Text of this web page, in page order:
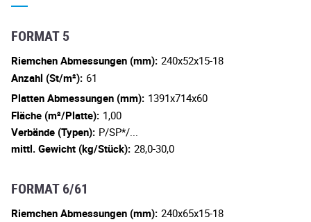
FORMAT 5
Riemchen Abmessungen (mm): 240x52x15-18
Anzahl (St/m²): 61
Platten Abmessungen (mm): 1391x714x60
Fläche (m²/Platte): 1,00
Verbände (Typen): P/SP*/...
mittl. Gewicht (kg/Stück): 28,0-30,0
FORMAT 6/61
Riemchen Abmessungen (mm): 240x65x15-18